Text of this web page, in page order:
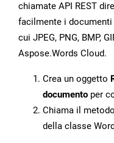
chiamate API REST
facilmente i
cui JPEG, PNG, BMP,
Aspose.Words Cloud.
Crea un oggetto
documento per
Chiama il metodo
della classe